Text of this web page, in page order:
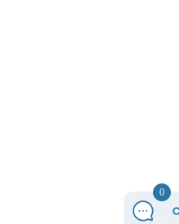
0